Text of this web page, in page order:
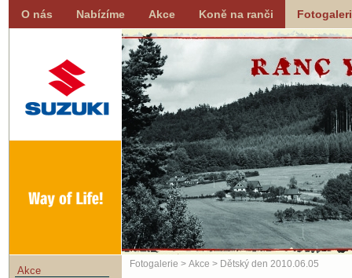
O nás Nabízíme Akce Koně na ranči
Akce
Fotogalerie > Akce > Dětský den 2010.06.05